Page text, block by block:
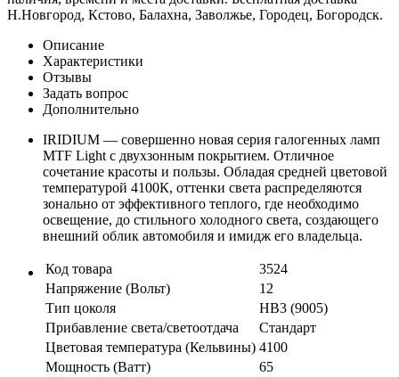
Н.Новгород, Кстово, Балахна, Заволжье, Городец, Богородск.
Описание
Характеристики
Отзывы
Задать вопрос
Дополнительно
IRIDIUM — совершенно новая серия галогенных ламп
MTF Light с двухзонным покрытием. Отличное
сочетание красоты и пользы. Обладая средней цветовой
температурой 4100К, оттенки света распределяются
зонально от эффективного теплого, где необходимо
освещение, до стильного холодного света, создающего
внешний облик автомобиля и имидж его владельца.
Код товара
3524
Напряжение (Вольт)
12
Тип цоколя
HB3 (9005)
Прибавление света/светоотдача
Стандарт
Цветовая температура (Кельвины) 4100
Мощность (Ватт)
65